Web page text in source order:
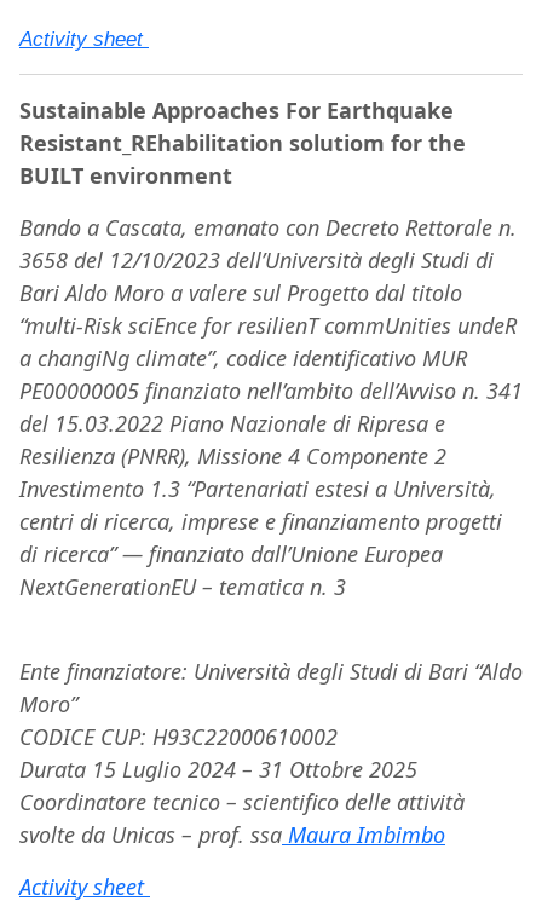
Activity sheet
Sustainable Approaches For Earthquake
Resistant_REhabilitation solutiom for the
BUILT environment
Bando a Cascata, emanato con Decreto Rettorale n.
3658 del 12/10/2023 dell’Università degli Studi di
Bari Aldo Moro a valere sul Progetto dal titolo
“multi-Risk sciEnce for resilienT commUnities undeR
a changiNg climate”, codice identificativo MUR
PE00000005 finanziato nell’ambito dell’Avviso n. 341
del 15.03.2022 Piano Nazionale di Ripresa e
Resilienza (PNRR), Missione 4 Componente 2
Investimento 1.3 “Partenariati estesi a Università,
centri di ricerca, imprese e finanziamento progetti
di ricerca” — finanziato dall’Unione Europea
NextGenerationEU – tematica n. 3
Ente finanziatore: Università degli Studi di Bari “Aldo
Moro”
CODICE CUP: H93C22000610002
Durata 15 Luglio 2024 – 31 Ottobre 2025
Coordinatore tecnico – scientifico delle attività
svolte da Unicas – prof. ssa Maura Imbimbo
Activity sheet